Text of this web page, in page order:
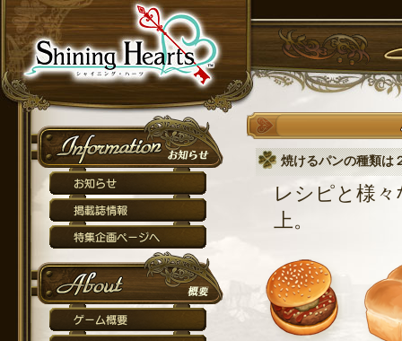
焼けるパンの種類は
レシピと様
上。